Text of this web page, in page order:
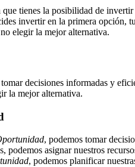
tienes la posibilidad de
invertir en la primera opción, tu
elegir la mejor alternativa.
tomar decisiones informadas y
la mejor alternativa.
, podemos tomar
podemos asignar nuestros
, podemos planificar